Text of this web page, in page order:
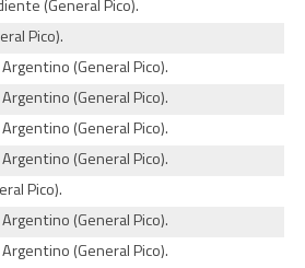
(General Pico).
Pico).
(General Pico).
(General Pico).
(General Pico).
(General Pico).
Pico).
(General Pico).
(General Pico).